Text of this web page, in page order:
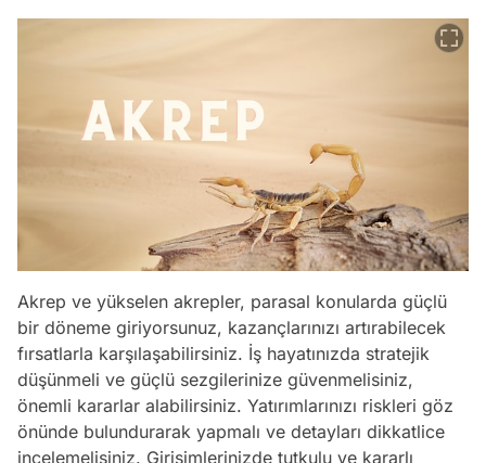
Akrep ve yükselen akrepler, parasal konularda güçlü
bir döneme giriyorsunuz, kazançlarınızı artırabilecek
fırsatlarla karşılaşabilirsiniz. İş hayatınızda stratejik
düşünmeli ve güçlü sezgilerinize güvenmelisiniz,
önemli kararlar alabilirsiniz. Yatırımlarınızı riskleri göz
önünde bulundurarak yapmalı ve detayları dikkatlice
incelemelisiniz. Girişimlerinizde tutkulu ve kararlı